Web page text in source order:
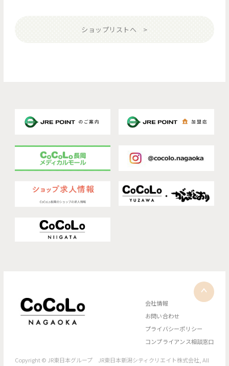
ショップリストへ
会社情報
お問い合わせ
プライバシーポリシー
コンプライアンス相談窓口
Copyright © JR東日本グループ JR東日本新潟シティクリエイト株式会社, All